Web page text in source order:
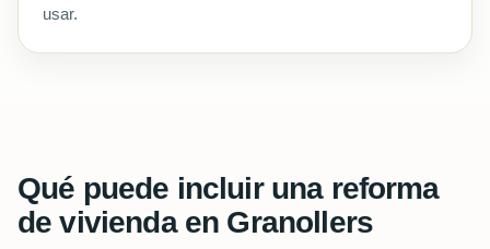
usar.
Qué puede incluir una reforma
de vivienda en Granollers